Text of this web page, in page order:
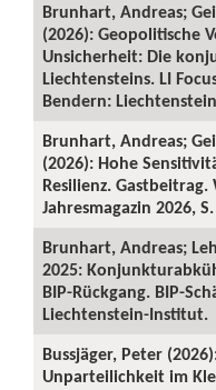
Brunhart, Andreas;
(2026): Geopolitische
Unsicherheit: Die
Liechtensteins. LI
Bendern:
Brunhart, Andreas;
(2026): Hohe
Resilienz.
Jahresmagazin 2026,
Brunhart, Andreas;
2025:
BIP-Rückgang. BIP-
Liechtenstein-Institut.
Bussjäger, Peter
Unparteilichkeit im